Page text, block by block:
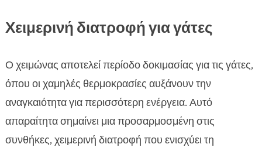
Χειμερινή διατροφή για γάτες
Ο χειμώνας αποτελεί περίοδο δοκιμασίας για τις γάτες,
όπου οι χαμηλές θερμοκρασίες αυξάνουν την
αναγκαιότητα για περισσότερη ενέργεια. Αυτό
απαραίτητα σημαίνει μια προσαρμοσμένη στις
συνθήκες, χειμερινή διατροφή που ενισχύει τη